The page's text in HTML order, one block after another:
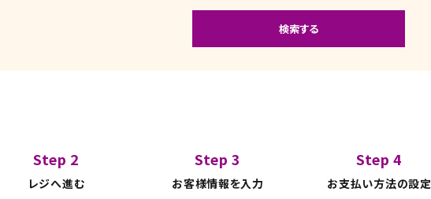
検索する
Step 2
レジへ進む
Step 3
お客様情報を入力
Step 4
お支払い方法の設定